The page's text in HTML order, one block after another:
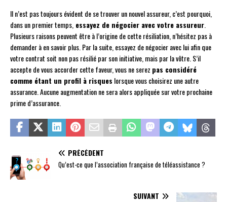
Il n’est pas toujours évident de se trouver un nouvel assureur, c’est pourquoi,
dans un premier temps, essayez de négocier avec votre assureur.
Plusieurs raisons peuvent être à l’origine de cette résiliation, n’hésitez pas à
demander à en savoir plus. Par la suite, essayez de négocier avec lui afin que
votre contrat soit non pas résilié par son initiative, mais par la vôtre. S’il
accepte de vous accorder cette faveur, vous ne serez pas considéré
comme étant un profil à risques lorsque vous choisirez une autre
assurance. Aucune augmentation ne sera alors appliquée sur votre prochaine
prime d’assurance.
PRÉCÉDENT
Qu’est-ce que l’association française de téléassistance ?
SUIVANT